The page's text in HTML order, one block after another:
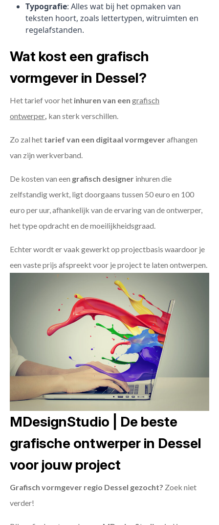
Typografie: Alles wat bij het opmaken van
teksten hoort, zoals lettertypen, witruimten en
regelafstanden.
Wat kost een grafisch
vormgever in Dessel?
Het tarief voor het inhuren van een grafisch
ontwerper kan sterk verschillen.
Zo zal het tarief van een digitaal vormgeverafhangen
van zijn werkverband.
De kosten van een grafisch designer inhuren die
zelfstandig werkt, ligt doorgaans tussen 50 euro en 100
euro per uur, afhankelijk van de ervaring van de ontwerper,
het type opdracht en de moeilijkheidsgraad.
Echter wordt er vaak gewerkt op projectbasis waardoor je
een vaste prijs afspreekt voor je project te laten ontwerpen.
MDesignStudio | De beste
grafische ontwerper in Dessel
voor jouw project
Grafisch vormgever regio Dessel gezocht? Zoek niet
verder!